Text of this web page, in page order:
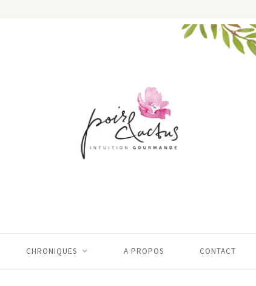
CHRONIQUES A PROPOS CONTACT